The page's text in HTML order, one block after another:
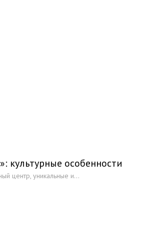
культурные особенности
центр, уникальные и...